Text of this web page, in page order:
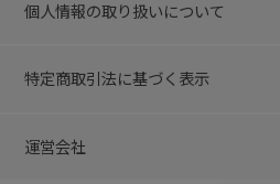
個人情報の取り扱いについて
特定商取引法に基づく表示
運営会社